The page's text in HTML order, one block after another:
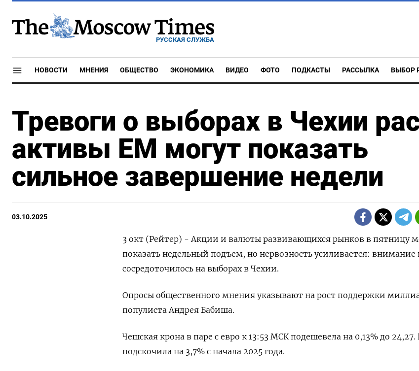
РУССКАЯ СЛУЖБА
НОВОСТИ МНЕНИЯ ОБЩЕСТВО ЭКОНОМИКА ВИДЕО ФОТО ПОДКАСТЫ РАССЫЛКА ВЫБОР
Тревоги о выборах в Чехии
активы EM могут показать
сильное завершение недели
03.10.2025
3 окт (Рейтер) - Акции и валюты развивающихся рынков в пятницу
показать недельный подъем, но нервозность усиливается: внимание
сосредоточилось на выборах в Чехии.
Опросы общественного мнения указывают на рост поддержки
популиста Андрея Бабиша.
Чешская крона в паре с евро к 13:53 МСК подешевела на 0,13% до
подскочила на 3,7% с начала 2025 года.